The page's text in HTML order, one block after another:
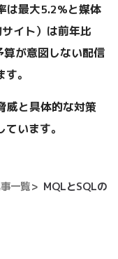
は最大5.2%と媒体
イト）は前年比
が意図しない配信
。
威と具体的な対策
います。
一覧 MQLとSQLの